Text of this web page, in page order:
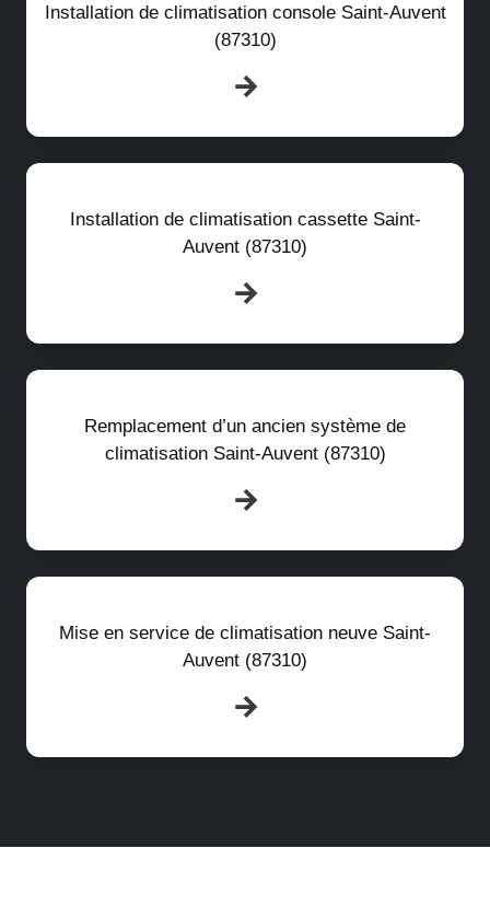
Installation de climatisation console Saint-Auvent
(87310)
Installation de climatisation cassette Saint-
Auvent (87310)
Remplacement d’un ancien système de
climatisation Saint-Auvent (87310)
Mise en service de climatisation neuve Saint-
Auvent (87310)